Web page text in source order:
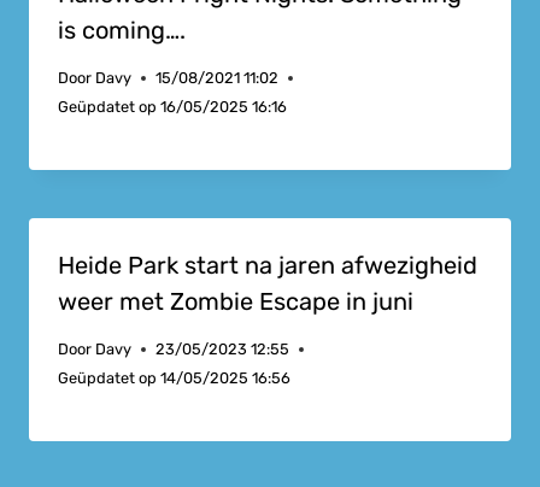
is coming….
Door Davy
15/08/2021 11:02
Geüpdatet op 16/05/2025 16:16
Heide Park start na jaren afwezigheid
weer met Zombie Escape in juni
Door Davy
23/05/2023 12:55
Geüpdatet op 14/05/2025 16:56